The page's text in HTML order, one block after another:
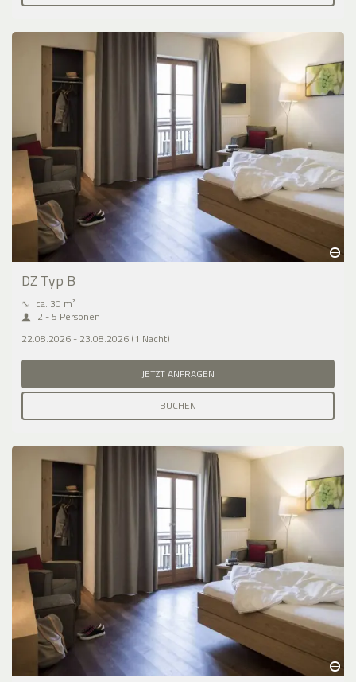
DZ Typ B
⤡ ca. 30 m²
2 - 5 Personen
22.08.2026 - 23.08.2026 (1 Nacht)
JETZT ANFRAGEN
BUCHEN